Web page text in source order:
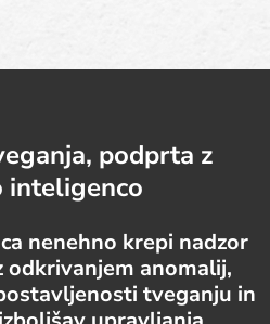
podprta z
inteligenco
nenehno krepi nadzor
odkrivanjem anomalij,
tveganju in